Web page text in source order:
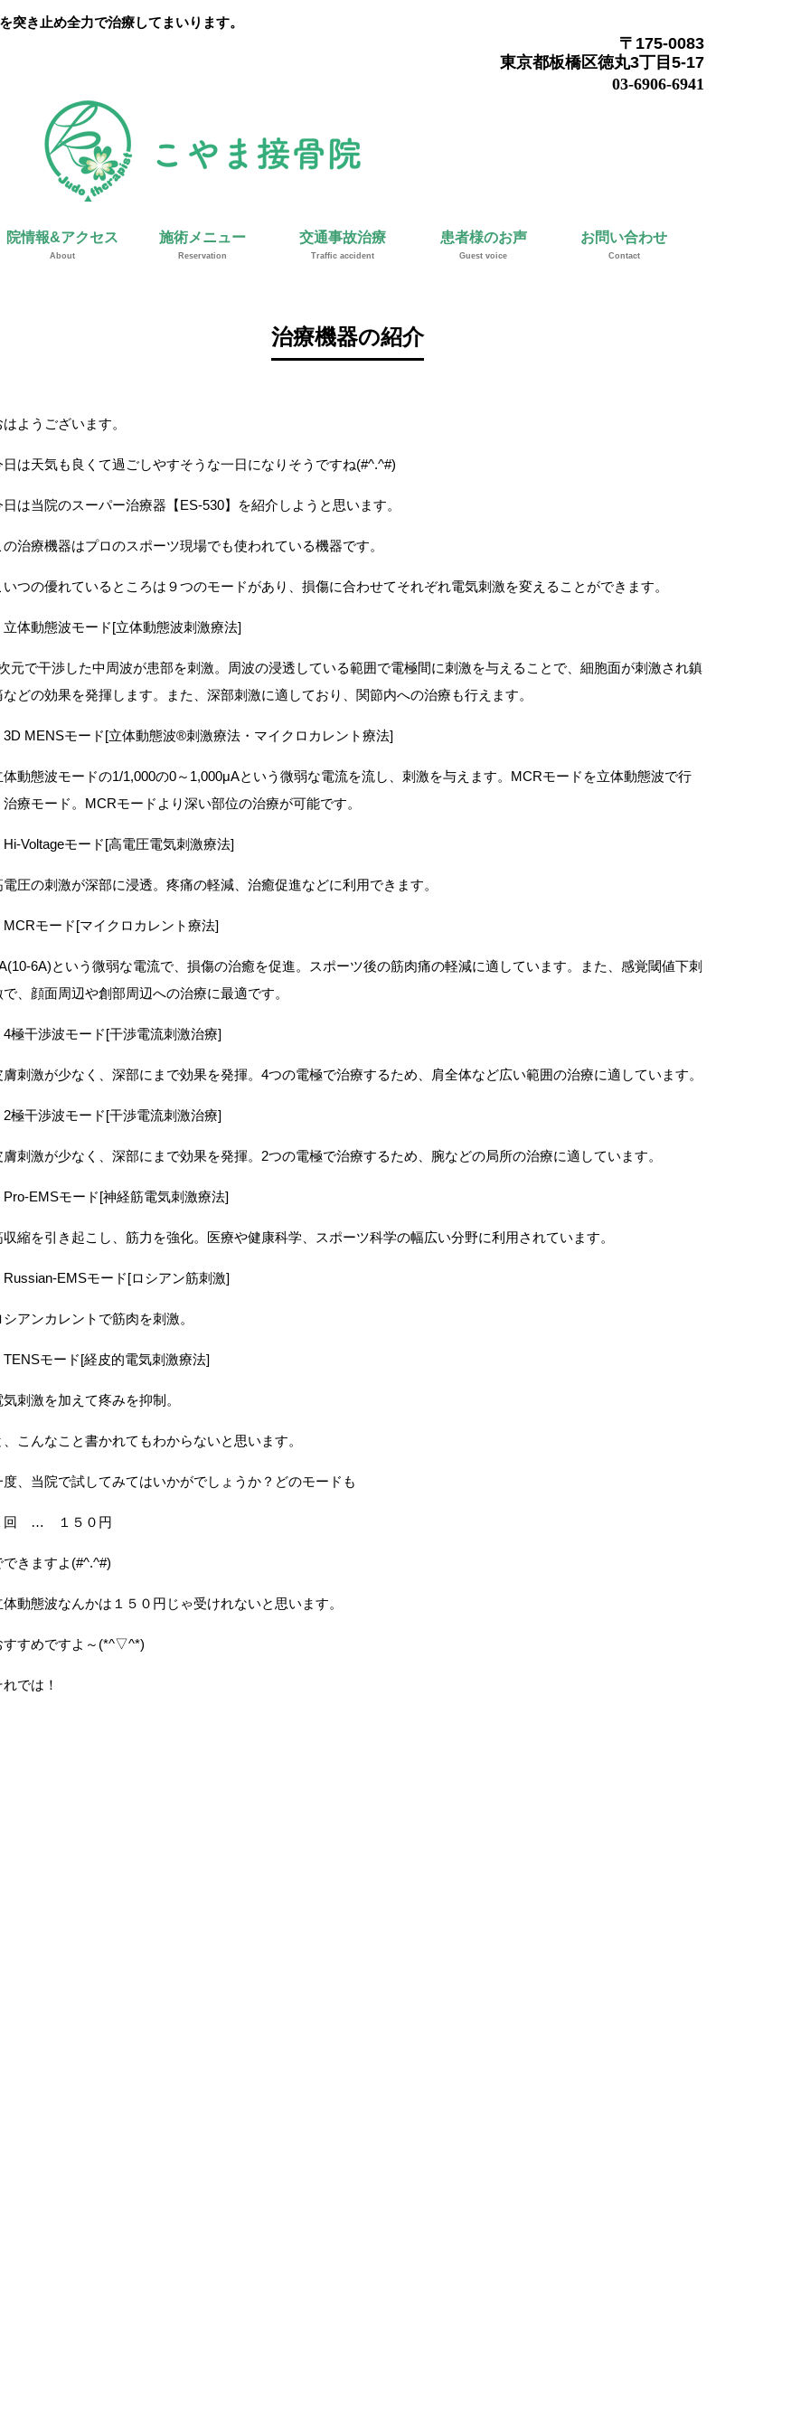
突き止め全力で治療してまいります。
〒175-0083
東京都板橋区徳丸3丁目5-17
03-6906-6941
院情報&アクセス
About
施術メニュー
Reservation
交通事故治療
Traffic accident
患者様のお声
Guest voice
お問い合わせ
Contact
治療機器の紹介
はようございます。
日は天気も良くて過ごしやすそうな一日になりそうですね(#^.^#)
日は当院のスーパー治療器【ES-530】を紹介しようと思います。
の治療機器はプロのスポーツ現場でも使われている機器です。
いつの優れているところは９つのモードがあり、損傷に合わせてそれぞれ電気刺激を変えることができます。
立体動態波モード[立体動態波刺激療法]
元で干渉した中周波が患部を刺激。周波の浸透している範囲で電極間に刺激を与えることで、細胞面が刺激され鎮
などの効果を発揮します。また、深部刺激に適しており、関節内への治療も行えます。
3D MENSモード[立体動態波®刺激療法・マイクロカレント療法]
体動態波モードの1/1,000の0～1,000μAという微弱な電流を流し、刺激を与えます。MCRモードを立体動態波で行
治療モード。MCRモードより深い部位の治療が可能です。
Hi-Voltageモード[高電圧電気刺激療法]
電圧の刺激が深部に浸透。疼痛の軽減、治癒促進などに利用できます。
MCRモード[マイクロカレント療法]
6A)という微弱な電流で、損傷の治癒を促進。スポーツ後の筋肉痛の軽減に適しています。また、感覚閾値下刺
で、顔面周辺や創部周辺への治療に最適です。
4極干渉波モード[干渉電流刺激治療]
膚刺激が少なく、深部にまで効果を発揮。4つの電極で治療するため、肩全体など広い範囲の治療に適しています。
2極干渉波モード[干渉電流刺激治療]
膚刺激が少なく、深部にまで効果を発揮。2つの電極で治療するため、腕などの局所の治療に適しています。
Pro-EMSモード[神経筋電気刺激療法]
収縮を引き起こし、筋力を強化。医療や健康科学、スポーツ科学の幅広い分野に利用されています。
Russian-EMSモード[ロシアン筋刺激]
シアンカレントで筋肉を刺激。
TENSモード[経皮的電気刺激療法]
気刺激を加えて疼みを抑制。
、こんなこと書かれてもわからないと思います。
度、当院で試してみてはいかがでしょうか？どのモードも
回 … １５０円
できますよ(#^.^#)
体動態波なんかは１５０円じゃ受けれないと思います。
すすめですよ～(*^▽^*)
れでは！